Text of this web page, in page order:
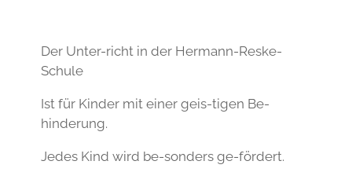
Der Unter-richt in der Hermann-Reske-
Schule
Ist für Kinder mit einer geis-tigen Be-
hinderung.
Jedes Kind wird be-sonders ge-fördert.